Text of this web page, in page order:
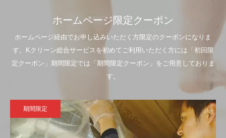
ホームページ限定クーポン
ホームページ経由でお申し込みいただく方限定のクーポンになりま
す。Kクリーン総合サービスを初めてご利用いただく方には「初回限
定クーポン」期間限定では「期間限定クーポン」をご用意しておりま
す。
期間限定